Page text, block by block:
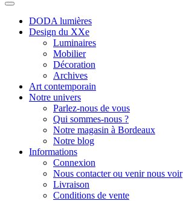
DODA lumières
Design du XXe
Luminaires
Mobilier
Décoration
Archives
Art contemporain
Notre univers
Parlez-nous de vous
Qui sommes-nous ?
Notre magasin à Bordeaux
Notre blog
Informations
Connexion
Nous contacter ou venir nous voir
Livraison
Conditions de vente